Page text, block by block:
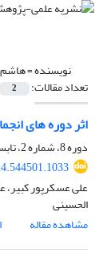
نویسنده =هاشم
تعداد مقالات: 2
اثر دوره های
دوره 8، شماره 2، تابستان 1403، صفحه
علی عسکرپور کبیر،
الحسینی
مشاهده مقاله